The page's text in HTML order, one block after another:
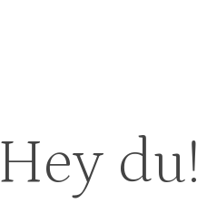
Hey du!